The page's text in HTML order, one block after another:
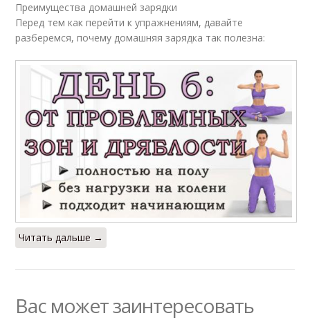
Преимущества домашней зарядки
Перед тем как перейти к упражнениям, давайте
разберемся, почему домашняя зарядка так полезна:
Читать дальше →
Вас может заинтересовать